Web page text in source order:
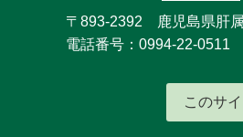
〒893-2392 鹿児島県肝
電話番号：0994-22-0511
このサ